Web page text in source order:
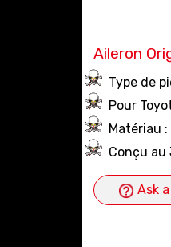
Aileron
Type de
Pour
Matériau
Conçu au
Ask